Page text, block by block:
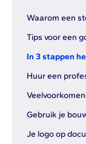
Waarom een
Tips voor een
In 3 stappen
Huur een
Gebruik je
Je logo op